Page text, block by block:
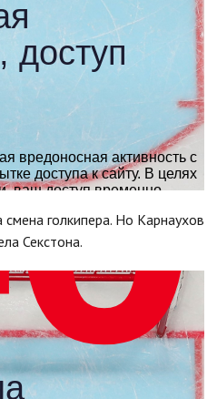
голкипера. Но Карнаухов
Секстона.